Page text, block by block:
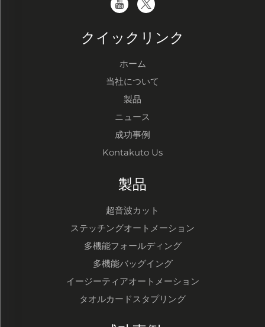
クイックリンク
ホーム
当社について
製品
ニュース
成功事例
Kontakuto Us
製品
超音波カット
ステッチングオートメーション
多機能フォールディング
多機能バッグイング
イージーティアオートメーション
タオルカードスタプリング